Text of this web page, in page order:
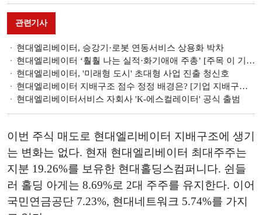
관련기사
현대엘리베이터, 승강기·로봇 연동서비스 상용화 박차
현대엘리베이터 ‘훨훨 나는 실적·화기애애 주총’ [주목 이 기업]
현대엘리베이터, '미래형 도시' 초대형 사업 진출 청신호
현대엘리베이터 지배구조 점수 정정 배경은? [기업 지배구조보고서]
현대엘리베이터서비스 자회사 'K-에스컬레이터' 공식 출범
이번 주식 매도로 현대엘리베이터 지배구조에 생기
는 변화는 없다. 현재 현대엘리베이터 최대주주는
지분 19.26%를 보유한 현대홀딩스컴퍼니다. 쉰들
러 홀딩 아게는 8.69%로 2대 주주를 유지한다. 이어
국민연금공단 7.23%, 현대네트워크 5.74%를 가지